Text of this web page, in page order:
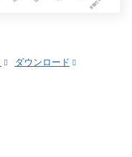
ダウンロード